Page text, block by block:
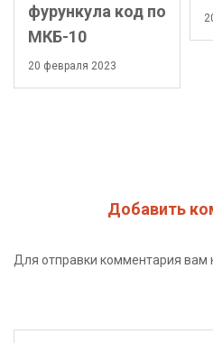
фурункула код по
МКБ-10
20 февраля 2023
Добавить
Для отправки комментария вам